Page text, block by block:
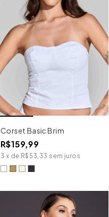
Corset Basic Brim
R$159,99
3 x de R$53,33 sem juros